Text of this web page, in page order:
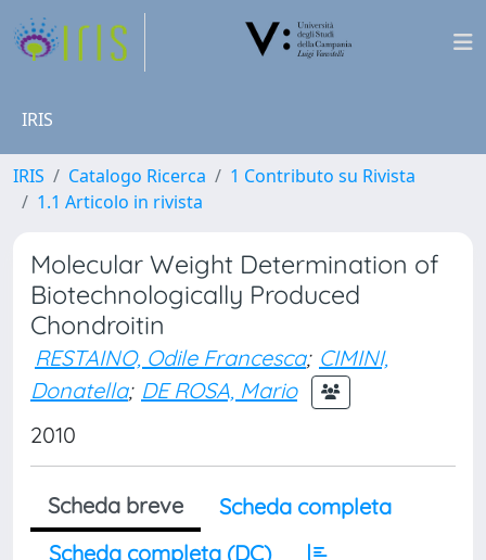
IRIS
IRIS Catalogo Ricerca
1 Contributo su Rivista
1.1 Articolo in rivista
Molecular Weight Determination of
Biotechnologically Produced
Chondroitin
RESTAINO, Odile Francesca; CIMINI,
Donatella; DE ROSA, Mario
2010
Scheda breve
Scheda completa
Scheda completa (DC)